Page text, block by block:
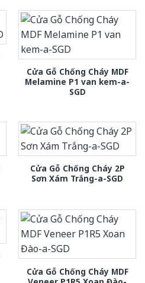
Cửa Gỗ Chống Cháy MDF
Melamine P1 van kem-a-
SGD
Cửa Gỗ Chống Cháy 2P
Sơn Xám Trắng-a-SGD
Cửa Gỗ Chống Cháy MDF